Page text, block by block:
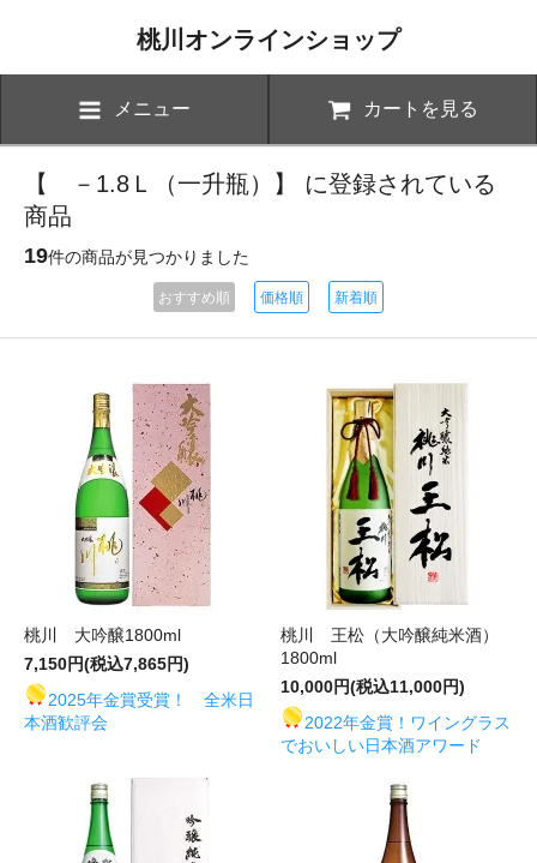
桃川オンラインショップ
メニュー カートを見る
【 －1.8Ｌ（一升瓶）】 に登録されている
商品
19件の商品が見つかりました
おすすめ順 価格順 新着順
桃川 大吟醸1800ml
7,150円(税込7,865円)
2025年金賞受賞！ 全米日
本酒歓評会
桃川 王松（大吟醸純米酒）
1800ml
10,000円(税込11,000円)
2022年金賞！ワイングラス
でおいしい日本酒アワード